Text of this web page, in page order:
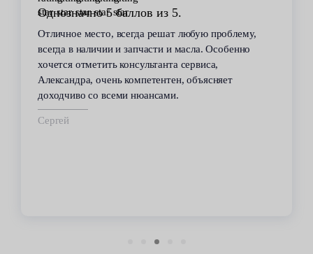
Однозначно 5 баллов из 5.
Отличное место, всегда решат любую проблему,
всегда в наличии и запчасти и масла. Особенно
хочется отметить консультанта сервиса,
Александра, очень компетентен, объясняет
доходчиво со всеми нюансами.
Сергей